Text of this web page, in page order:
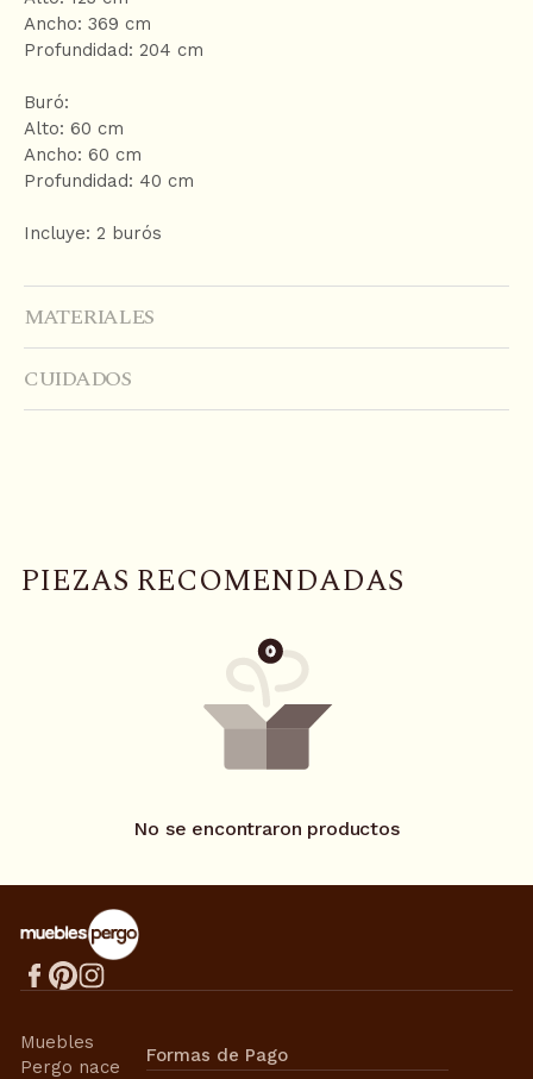
Ancho: 369 cm
Profundidad: 204 cm
Buró:
Alto: 60 cm
Ancho: 60 cm
Profundidad: 40 cm
Incluye: 2 burós
MATERIALES
CUIDADOS
PIEZAS RECOMENDADAS
No se encontraron productos
Muebles
Pergo nace
Formas de Pago